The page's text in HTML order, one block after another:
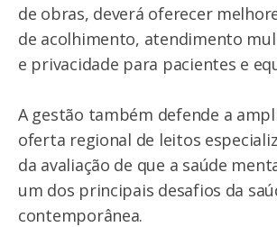
de obras, deverá oferecer
de acolhimento, atendimento
e privacidade para pacientes e
A gestão também defende a
oferta regional de leitos
da avaliação de que a saúde
um dos principais desafios da
contemporânea.